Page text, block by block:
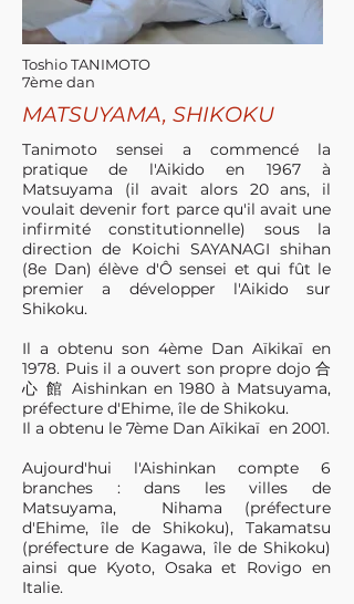
Toshio TANIMOTO
7ème dan
MATSUYAMA, SHIKOKU
Tanimoto sensei a commencé la
pratique de l'Aikido en 1967 à
Matsuyama (il avait alors 20 ans, il
voulait devenir fort parce qu'il avait une
infirmité constitutionnelle) sous la
direction de Koichi SAYANAGI shihan
(8e Dan) élève d'Ô sensei et qui fût le
premier a développer l'Aikido sur
Shikoku.
Il a obtenu son 4ème Dan Aïkikaï en
1978. Puis il a ouvert son propre dojo 合
心 館 Aishinkan en 1980 à Matsuyama,
préfecture d'Ehime, île de Shikoku.
Il a obtenu le 7ème Dan Aïkikaï en 2001.
Aujourd'hui l'Aishinkan compte 6
branches : dans les villes de
Matsuyama, Nihama (préfecture
d'Ehime, île de Shikoku), Takamatsu
(préfecture de Kagawa, île de Shikoku)
ainsi que Kyoto, Osaka et Rovigo en
Italie.